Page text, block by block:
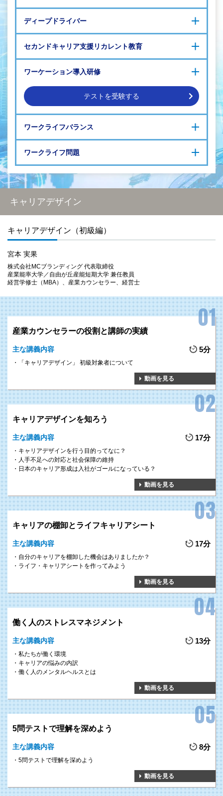
ョンについて興味のある方
具体的にどのようにキャリアデザインを設計すれば良いか知り
たい方
組織として多様な働き方を浸透させたいと考えている方
多様で柔軟な働き方
仕事とプライベー
トを両立
最新の人事・労務
トピック
POINT 1
キャリアデザインを設計することで、環境の変化にとらわれず
は、 各々能力を開発することにつながります。
本研修では、キャリアデザイン設計に必要な知識や設計方法のポイン
トを具体的に解説しています。
POINT 2
テーマとなりました。
ここでは、シニア従業員の意識改革やモチベーションアップ、スキル
「セカンドキャリア研修」
や、人事担当者を対象とした「セカンドキャリア支援研修」
ます。
社会構造や労働に対する価値観の多様化により、近年は労働関係法制
の改正 が次から次へと実施されています。
こうした法改正情報についていち早く情報提供すると共に、労務実務
への影響や組織がとるべき対策について解説していきます。
GOAL1
キャリアデザインを設計し、
幸せな人生100年時代を送る
本研修では、様々な世代を取り巻く状況や環境を踏まえ、
キャリアデザイン
を設計する重要性や設計方法のポイントを解説しているため、どのようにキ
ャリアデザインを設計するか 具体的にイメージ
2
様々な働き方に関する法律、
制度について理解する
多様で柔軟な働き方やそれらに関する様々な
、従業員の
パーソナリティや家庭の事情に配慮した
などを学ぶことによ
り、組織として様々な働き方を導入するための
を得る
ことができます。
3
多様な働き方を実現し、
組織の活性化を図る
各々がキャリアデザインを設計し、それらを実現するためには
組織内の人材
が互いを理解し、支え合う
ことが求められます。
特に管理職が本研修を通して、部下の悩みに関心を持ち求心力を高めること
キャリアデザイン（中級編）
キャリアデザイン（上級編）
女性のキャリアデザイン
ディープドライバー
セカンドキャリア支援リカレント教育
リア開発全体像～
礎をつくる価値観～
セカンドキャリア支援プログラム（上級編）～キャリアの基
ワーケーション導入研修
テストを受験する
ョン概要～
ポストコロナの新たな働き方 ワーケーション ～ワーケーシ
ポストコロナの新たな働き方 ワーケーション ～ワーケーシ
ョン制度を利用する（社員側）～
ポストコロナの新たな働き方 ワーケーション ～ワーケータ
ーを受容する（地域側）～
ワークライフバランス
ワーク・ライフ・バランス（中級編）
ワーク・ライフ・バランス（上級編）
ニューノーマル時代の新たな働き方 - いま人事がやるべきこ
と
ワークライフ問題
部下へのワークライフ対応
社員のワークライフと経営
キャリアデザイン
キャリアデザイン（初級編）
宮本 実果
株式会社MCブランディング 代表取締役
産業能率大学／自由が丘産能短期大学 兼任教員
経営学修士（MBA）、産業カウンセラー、経営士
産業カウンセラーの役割と講師の実績
主な講義内容 5分
「キャリアデザイン」 初級対象者について
動画を見る
キャリアデザインを知ろう
主な講義内容 17分
キャリアデザインを行う目的ってなに？
人手不足への対応と社会保障の維持
日本のキャリア形成は入社がゴールになっている？
動画を見る
キャリアの棚卸とライフキャリアシート
主な講義内容 17分
自分のキャリアを棚卸した機会はありましたか？
ライフ・キャリアシートを作ってみよう
動画を見る
働く人のストレスマネジメント
主な講義内容 13分
私たちが働く環境
キャリアの悩みの内訳
働く人のメンタルヘルスとは
動画を見る
5問テストで理解を深めよう
主な講義内容 8分
5問テストで理解を深めよう
動画を見る